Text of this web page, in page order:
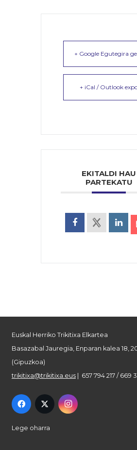
+ Google Egutegira
+ iCal / Outlook
EKITALDI HAU
PARTEKATU
Euskal Herriko Trikitixa Elkartea
Basazabal Jauregia, Enparan kalea 18,
(Gipuzkoa)
trikitixa@trikitixa.eus | 657 794 217 / 669
Lege oharra